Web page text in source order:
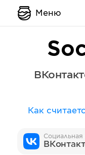
Меню
Как
Социальная